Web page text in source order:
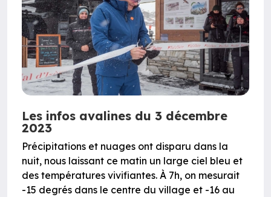
Les infos avalines du 3 décembre
2023
Précipitations et nuages ont disparu dans la
nuit, nous laissant ce matin un large ciel bleu et
des températures vivifiantes. À 7h, on mesurait
-15 degrés dans le centre du village et -16 au